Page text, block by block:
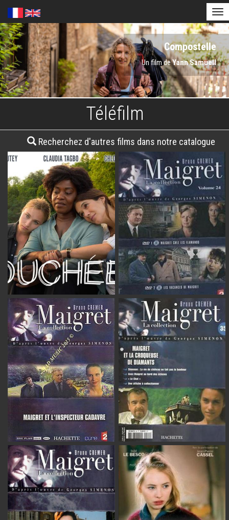
Aller
au
contenu
principal
Bolero
Un film deAnne Fontaine
Compostelle
Un film deYann Samuell
Les Complices
Un film deCécilia Rouaud
Téléfilm
Recherchez d'autres films dans notre catalogue